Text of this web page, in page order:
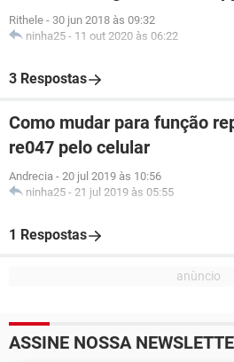
Rithele - 30 jun 2018 às 09:32
ninha25 - 11 out 2020 às 06:22
3 Respostas
Como mudar para função
re047 pelo celular
Andrecia - 20 jul 2019 às 10:56
ninha25 - 21 jul 2019 às 05:55
1 Respostas
ASSINE NOSSA